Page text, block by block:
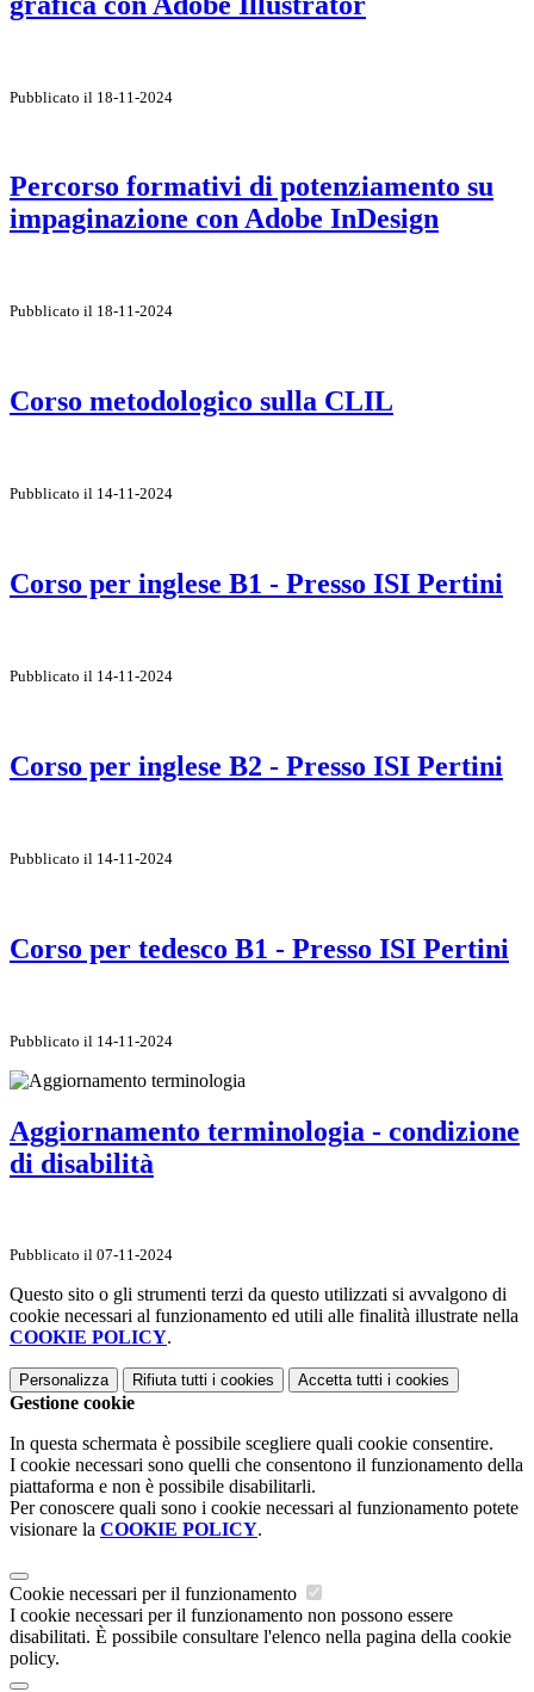
Pubblicato il 18-11-2024
Percorso formativi di potenziamento su
impaginazione con Adobe InDesign
Pubblicato il 18-11-2024
Corso metodologico sulla CLIL
Pubblicato il 14-11-2024
Corso per inglese B1 - Presso ISI Pertini
Pubblicato il 14-11-2024
Corso per inglese B2 - Presso ISI Pertini
Pubblicato il 14-11-2024
Corso per tedesco B1 - Presso ISI Pertini
Pubblicato il 14-11-2024
Aggiornamento terminologia - condizione
di disabilità
Pubblicato il 07-11-2024
Questo sito o gli strumenti terzi da questo utilizzati si avvalgono di
cookie necessari al funzionamento ed utili alle finalità illustrate nella
COOKIE POLICY.
Personalizza Rifiuta tutti i cookies Accetta tutti i cookies
Gestione cookie
In questa schermata è possibile scegliere quali cookie consentire.
I cookie necessari sono quelli che consentono il funzionamento della
piattaforma e non è possibile disabilitarli.
Per conoscere quali sono i cookie necessari al funzionamento potete
visionare la COOKIE POLICY.
Cookie necessari per il funzionamento
I cookie necessari per il funzionamento non possono essere
disabilitati. È possibile consultare l'elenco nella pagina della cookie
policy.